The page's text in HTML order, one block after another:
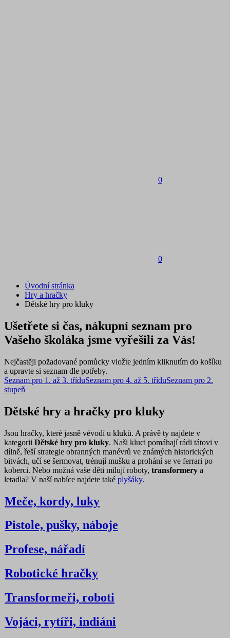
0
0
Úvodní stránka
Hry a hračky
Dětské hry pro kluky
Ušetřete si čas, nákupní seznam pro
Vašeho školáka jsme vyřešili za Vás!
Nejčastěji požadované pomůcky vložte jedním kliknutím do košíku
a upravte si seznam dle potřeby.
Seznam pro 1. až 3. tříduSeznam pro 4. až 5. tříduSeznam pro 2.
stupeň
Dětské hry a hračky pro kluky
Jsou hračky, které jasně vévodí u kluků. A právě ty najdete v
kategorii Dětské hry pro kluky. Naši kluci pomáhají rádi tátovi v
dílně, řeší strategie obranných manévrů ve známých historických
bitvách, učí se šermovat, trénují mušku a prohání se ve ferrari po
koberci. Nebo možná vaše děti milují roboty, transformery a
letadla? V naší nabíce najdete také plyšáky.
Meče, kordy, luky
Pistole, pušky, náboje
Profese, nářadí
Robotické hračky
Transformeři, roboti
Vojáci, rytíři, indiáni